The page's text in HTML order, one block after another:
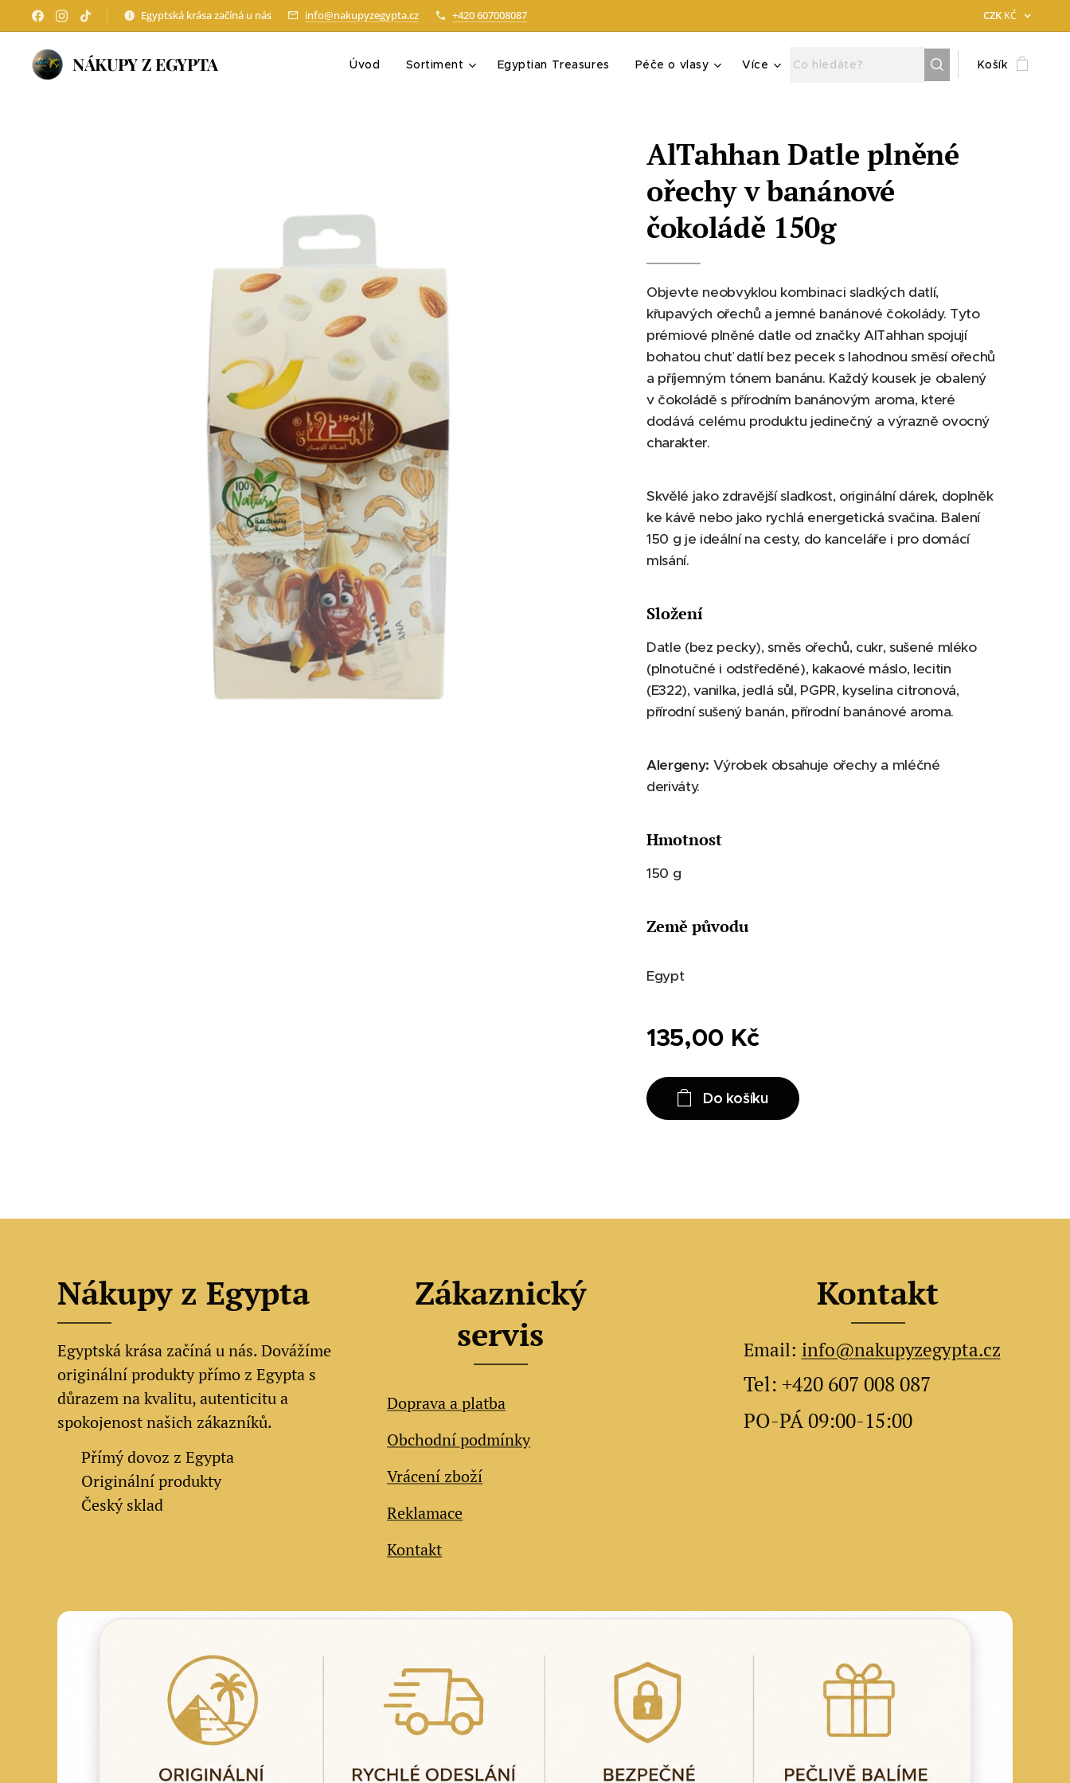
Egyptská krása začíná u nás info@nakupyzegypta.cz +420 607008087 CZK KČ
NÁKUPY Z EGYPTA Úvod Sortiment Egyptian Treasures Péče o vlasy Více Košík
AlTahhan Datle plněné
ořechy v banánové
čokoládě 150g
Objevte neobvyklou kombinaci sladkých datlí,
křupavých ořechů a jemné banánové čokolády. Tyto
prémiové plněné datle od značky AlTahhan spojují
bohatou chuť datlí bez pecek s lahodnou směsí ořechů
a příjemným tónem banánu. Každý kousek je obalený
v čokoládě s přírodním banánovým aroma, které
dodává celému produktu jedinečný a výrazně ovocný
charakter.
Skvělé jako zdravější sladkost, originální dárek, doplněk
ke kávě nebo jako rychlá energetická svačina. Balení
150 g je ideální na cesty, do kanceláře i pro domácí
mlsání.
Složení
Datle (bez pecky), směs ořechů, cukr, sušené mléko
(plnotučné i odstředěné), kakaové máslo, lecitin
(E322), vanilka, jedlá sůl, PGPR, kyselina citronová,
přírodní sušený banán, přírodní banánové aroma.
Alergeny: Výrobek obsahuje ořechy a mléčné
deriváty.
Hmotnost
150 g
Země původu
Egypt
135,00 Kč
Do košíku
Nákupy z Egypta
Egyptská krása začíná u nás. Dovážíme
originální produkty přímo z Egypta s
důrazem na kvalitu, autenticitu a
spokojenost našich zákazníků.
Přímý dovoz z Egypta
Originální produkty
✔ Český sklad
Zákaznický
servis
Doprava a platba
Obchodní podmínky
Vrácení zboží
Reklamace
Kontakt
Kontakt
Email: info@nakupyzegypta.cz
Tel: +420 607 008 087
PO-PÁ 09:00-15:00